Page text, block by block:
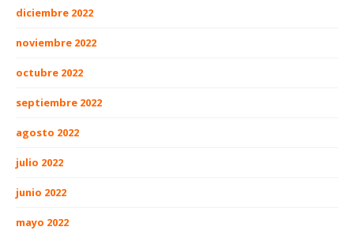
diciembre 2022
noviembre 2022
octubre 2022
septiembre 2022
agosto 2022
julio 2022
junio 2022
mayo 2022